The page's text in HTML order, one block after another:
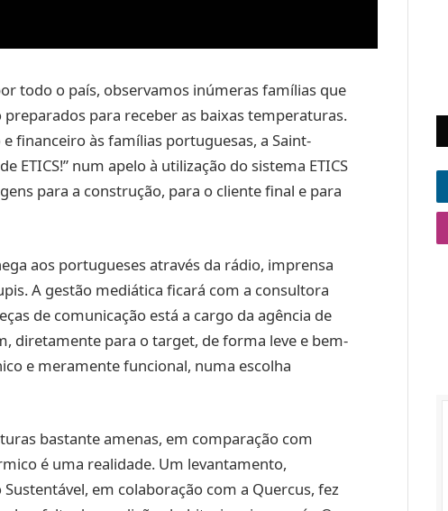
todo o país, observamos inúmeras famílias que
para receber as baixas temperaturas.
financeiro às famílias portuguesas, a Saint-
ETICS!” num apelo à utilização do sistema ETICS
para a construção, para o cliente final e para
aos portugueses através da rádio, imprensa
A gestão mediática ficará com a consultora
de comunicação está a cargo da agência de
diretamente para o target, de forma leve e bem-
e meramente funcional, numa escolha
bastante amenas, em comparação com
é uma realidade. Um levantamento,
em colaboração com a Quercus, fez